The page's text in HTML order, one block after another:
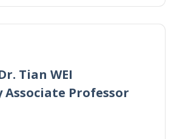
Tian WEI
Associate Professor